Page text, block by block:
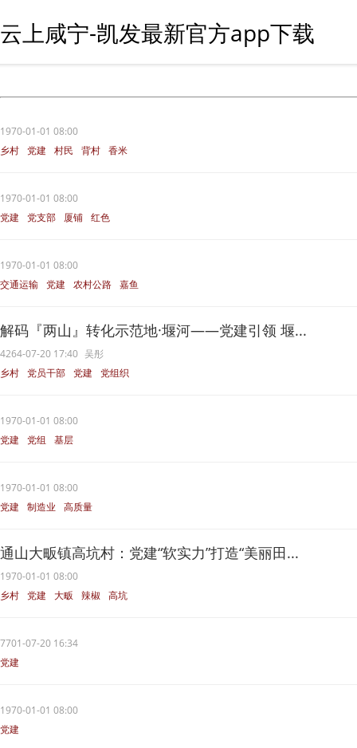
云上咸宁-凯发最新官方app下载
1970-01-01 08:00
乡村 党建 村民 背村 香米
1970-01-01 08:00
党建 党支部 厦铺 红色
1970-01-01 08:00
交通运输 党建 农村公路 嘉鱼
解码『两山』转化示范地·堰河——党建引领 堰...
4264-07-20 17:40 吴彤
乡村 党员干部 党建 党组织
1970-01-01 08:00
党建 党组 基层
1970-01-01 08:00
党建 制造业 高质量
通山大畈镇高坑村：党建“软实力”打造“美丽田...
1970-01-01 08:00
乡村 党建 大畈 辣椒 高坑
7701-07-20 16:34
党建
1970-01-01 08:00
党建